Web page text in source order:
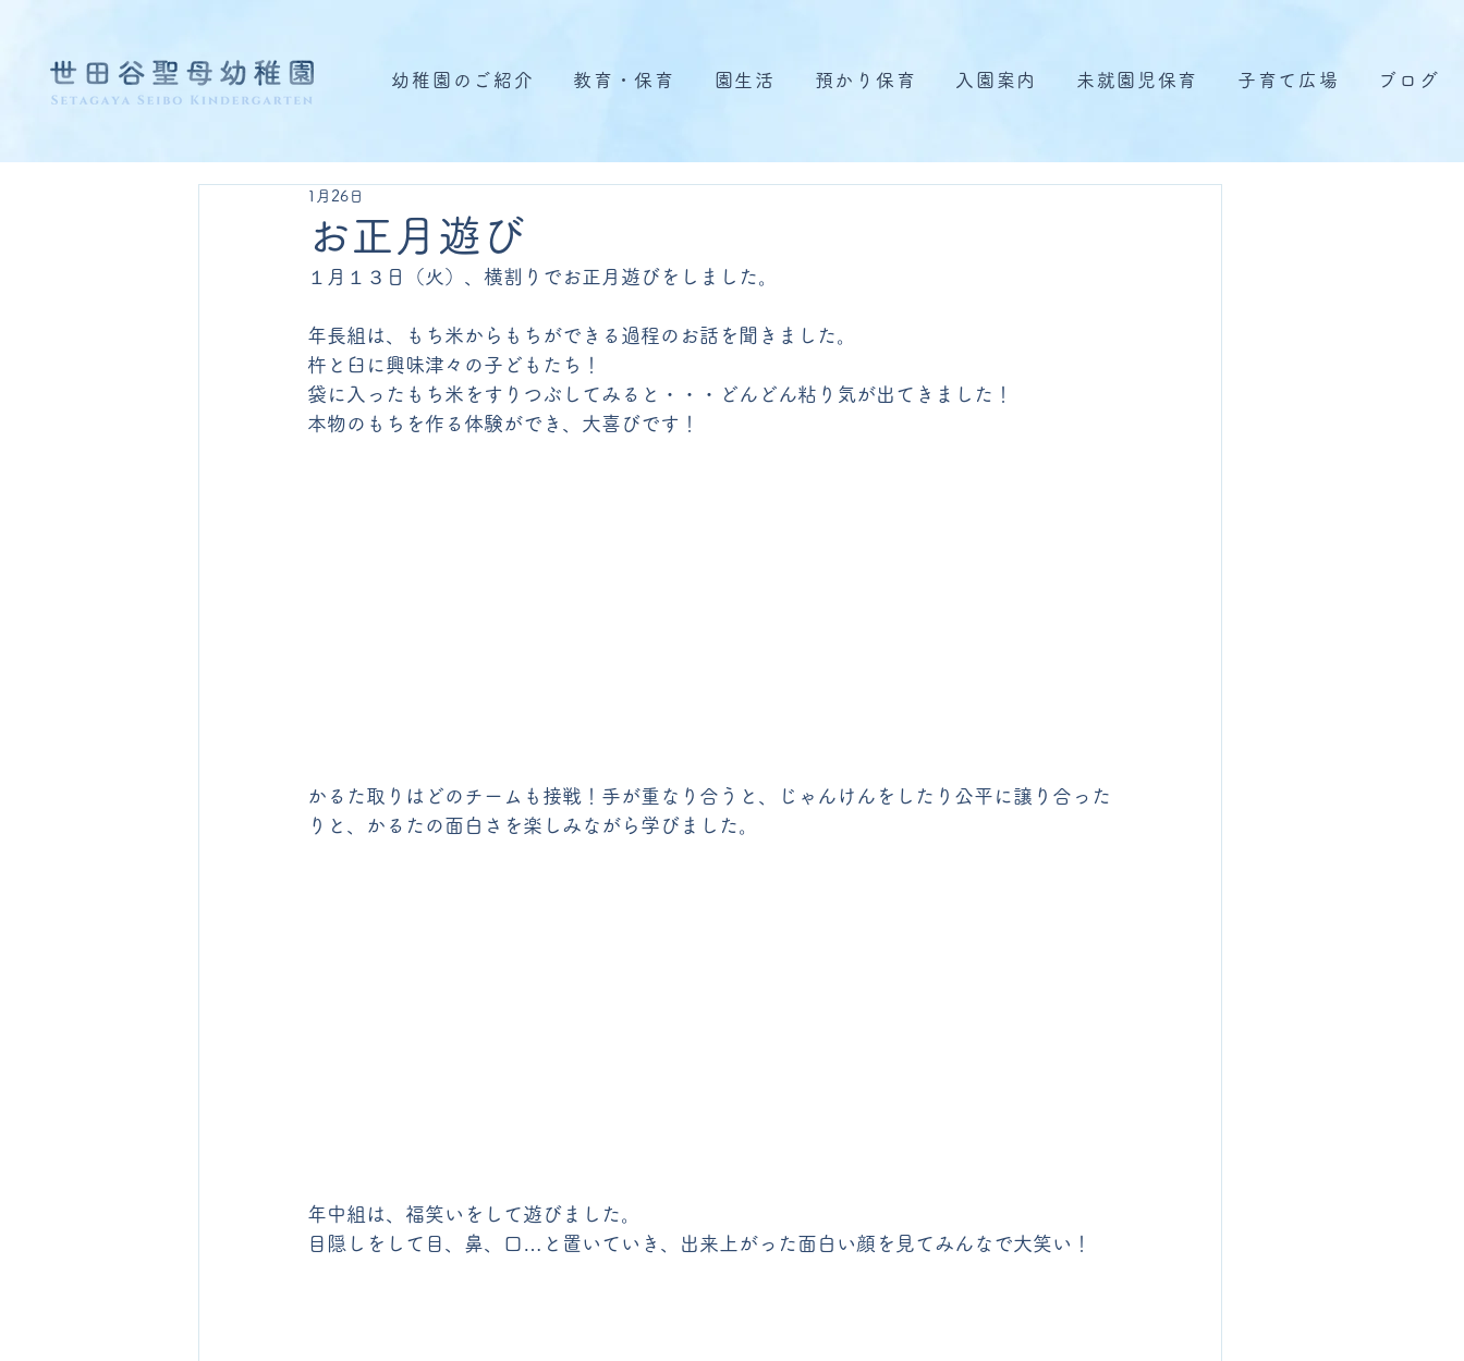
幼稚園のご紹介 教育・保育 園生活 預かり保育 入園案内 未就園児保育 子育て広場 ブログ
お正月遊び
1月26日
１月１３日（火）、横割りでお正月遊びをしました。
年長組は、もち米からもちができる過程のお話を聞きました。
杵と臼に興味津々の子どもたち！
袋に入ったもち米をすりつぶしてみると・・・どんどん粘り気が出てきました！
本物のもちを作る体験ができ、大喜びです！
かるた取りはどのチームも接戦！手が重なり合うと、じゃんけんをしたり公平に譲り合った
りと、かるたの面白さを楽しみながら学びました。
年中組は、福笑いをして遊びました。
目隠しをして目、鼻、口…と置いていき、出来上がった面白い顔を見てみんなで大笑い！